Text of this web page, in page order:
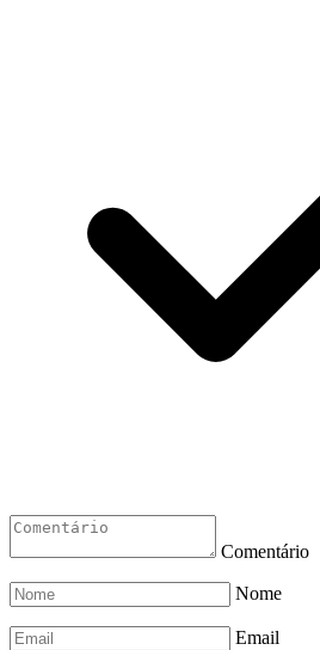
Comentário
Nome
Email